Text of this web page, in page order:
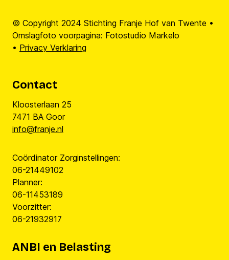
© Copyright 2024 Stichting Franje Hof van Twente •
Omslagfoto voorpagina: Fotostudio Markelo
• Privacy Verklaring
Contact
Kloosterlaan 25
7471 BA Goor
info@franje.nl
Coördinator Zorginstellingen:
06-21449102
Planner:
06-11453189
Voorzitter:
06-21932917
ANBI en Belasting